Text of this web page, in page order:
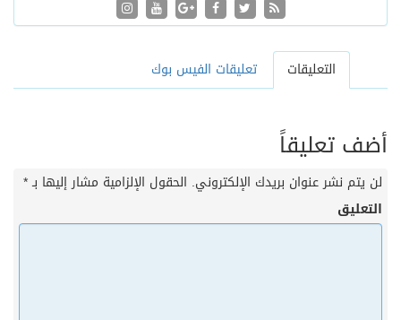
التعليقات تعليقات الفيس بوك
أضف تعليقاً
لن يتم نشر عنوان بريدك الإلكتروني. الحقول الإلزامية مشار إليها بـ*
التعليق